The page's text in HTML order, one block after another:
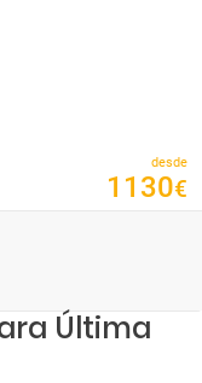
desde
1130€
Última